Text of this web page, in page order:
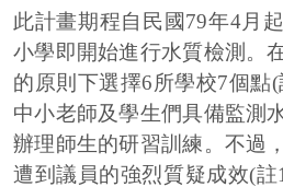
此計畫期程自民國79年4月
小學即開始進行水質檢測。
的原則下選擇6所學校7個點
中小老師及學生們具備監測
辦理師生的研習訓練。不過
遭到議員的強烈質疑成效(註